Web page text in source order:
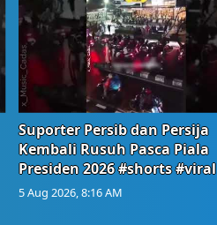
Suporter Persib dan Persija
Kembali Rusuh Pasca Piala
Presiden 2026 #shorts #viral
5 Aug 2026, 8:16 AM